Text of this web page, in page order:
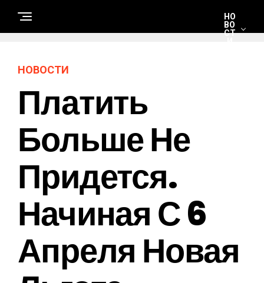
НО
ВО
СТ
НОВОСТИ
Платить
Больше Не
Придется.
Начиная С 6
Апреля Новая